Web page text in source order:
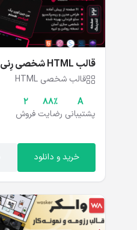
قالب HTML شخصی رِنی، Renni
قالب شخصی HTML
A
پشتیبانی
۸۸%
رضایت
2
فروش
خرید و دانلود